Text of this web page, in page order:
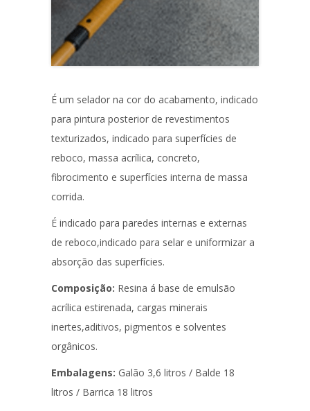
É um selador na cor do acabamento, indicado
para pintura posterior de revestimentos
texturizados, indicado para superfícies de
reboco, massa acrílica, concreto,
fibrocimento e superfícies interna de massa
corrida.
É indicado para paredes internas e externas
de reboco,indicado para selar e uniformizar a
absorção das superfícies.
Composição: Resina á base de emulsão
acrílica estirenada, cargas minerais
inertes,aditivos, pigmentos e solventes
orgânicos.
Embalagens: Galão 3,6 litros / Balde 18
litros / Barrica 18 litros